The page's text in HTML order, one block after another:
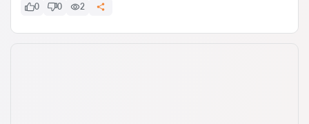
0 0 2